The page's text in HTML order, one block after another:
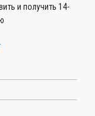
и получить 14-